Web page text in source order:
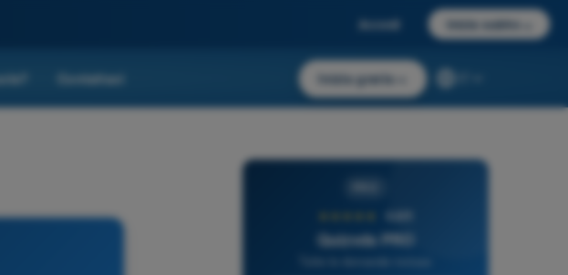
Accedi Inizia subito
Contattaci Inizia gratis
4,6/5
Quizvds PRO